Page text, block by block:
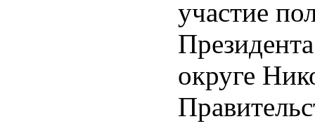
участие
округе